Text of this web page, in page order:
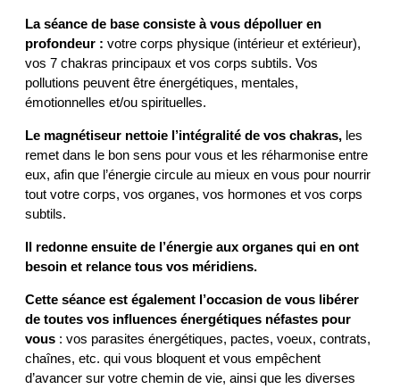
La séance de base consiste à vous dépolluer en
profondeur : votre corps physique (intérieur et extérieur),
vos 7 chakras principaux et vos corps subtils. Vos
pollutions peuvent être énergétiques, mentales,
émotionnelles et/ou spirituelles.
Le magnétiseur nettoie l’intégralité de vos chakras, les
remet dans le bon sens pour vous et les réharmonise entre
eux, afin que l’énergie circule au mieux en vous pour nourrir
tout votre corps, vos organes, vos hormones et vos corps
subtils.
Il redonne ensuite de l’énergie aux organes qui en ont
besoin et relance tous vos méridiens.
Cette séance est également l’occasion de vous libérer
de toutes vos influences énergétiques néfastes pour
vous : vos parasites énergétiques, pactes, voeux, contrats,
chaînes, etc. qui vous bloquent et vous empêchent
d’avancer sur votre chemin de vie, ainsi que les diverses